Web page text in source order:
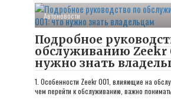
Автоновости
Подробное
обслуживанию Zeekr
нужно знать
1. Особенности Zeekr 001, влияющие на
чем перейти к обслуживанию, важно понимать,